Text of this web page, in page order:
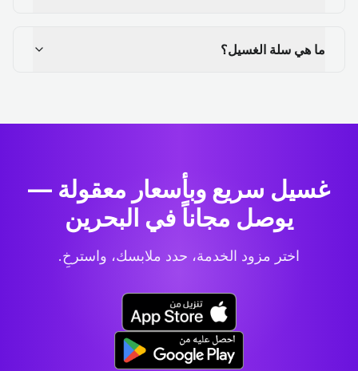
ما هي سلة الغسيل؟
غسيل سريع وبأسعار معقولة —
يوصل مجاناً في البحرين
اختر مزود الخدمة، حدد ملابسك، واسترخِ.